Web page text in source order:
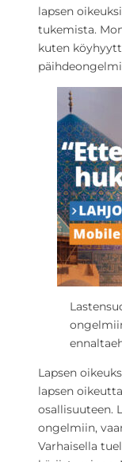
lapsen
tukemista.
kuten
Lapsen
lapsen
osallisuuteen.
ongelmiin,
Varhaisella